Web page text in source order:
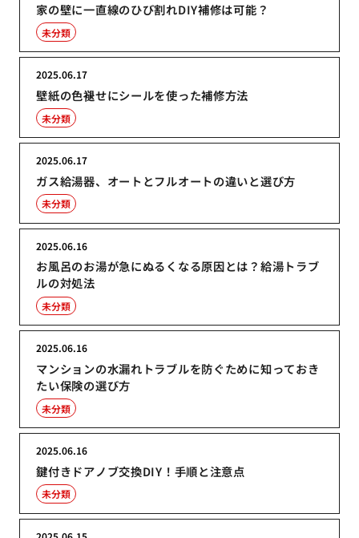
家の壁に一直線のひび割れDIY補修は可能？
未分類
壁紙の色褪せにシールを使った補修方法
2025.06.17
未分類
ガス給湯器、オートとフルオートの違いと選び方
2025.06.17
未分類
お風呂のお湯が急にぬるくなる原因とは？給湯トラブ
ルの対処法
2025.06.16
未分類
マンションの水漏れトラブルを防ぐために知っておき
たい保険の選び方
2025.06.16
未分類
鍵付きドアノブ交換DIY！手順と注意点
2025.06.16
未分類